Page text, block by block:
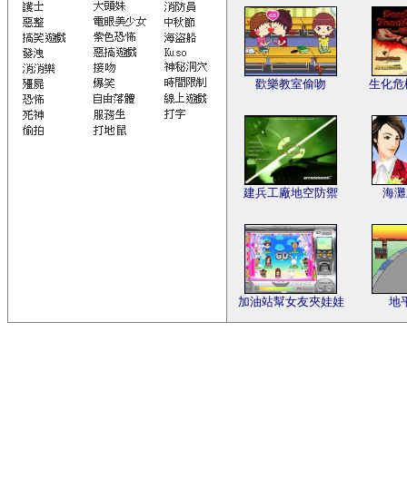
歡樂教室偷吻 生化危
建兵工廠地空防禦 海
加油站幫女友夾娃娃 地